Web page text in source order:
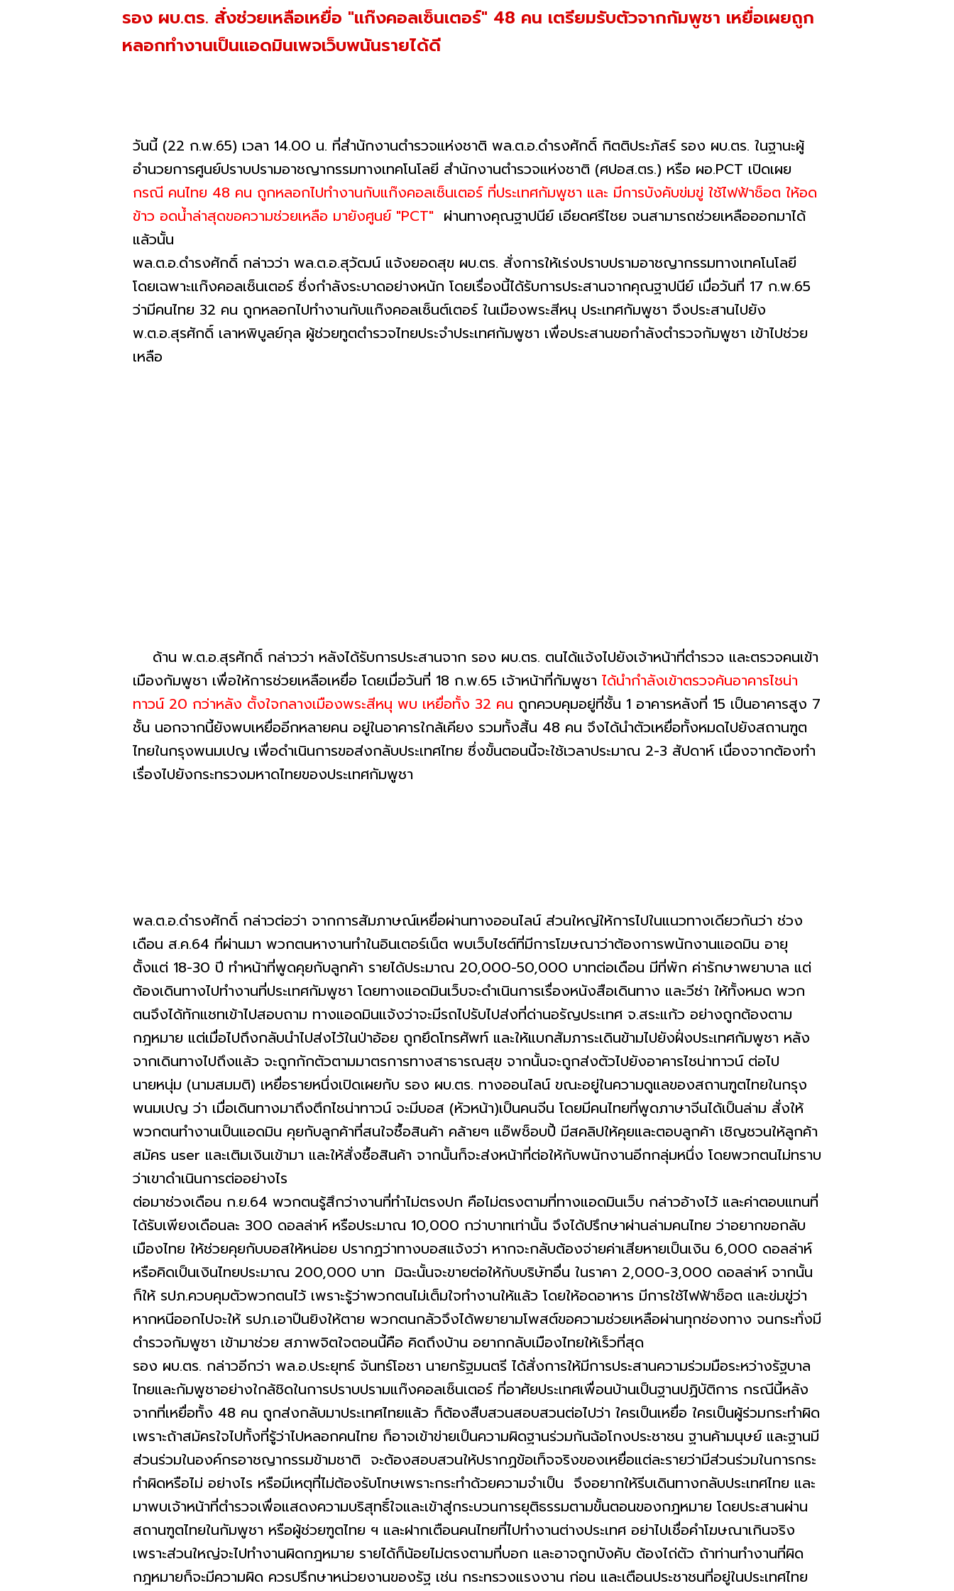
รอง ผบ.ตร. สั่งช่วยเหลือเหยื่อ "แก๊งคอลเซ็นเตอร์" 48 คน เตรียมรับตัวจากกัมพูชา เหยื่อเผยถูก
หลอกทำงานเป็นแอดมินเพจเว็บพนันรายได้ดี
วันนี้ (22 ก.พ.65)​ เวลา 14.00 น. ที่สำนักงานตำรวจแห่งชาติ พล.ต.อ.ดำรงศักดิ์ กิตติประภัสร์ รอง ผบ.ตร. ในฐานะผู้
อำนวยการศูนย์ปราบปรามอาชญากรรมทางเทคโนโลยี สำนักงานตำรวจแห่งชาติ (ศปอส.ตร.) หรือ ผอ.PCT เปิดเผย
กรณี คนไทย 48 คน ถูกหลอกไปทำงานกับแก๊งคอลเซ็นเตอร์ ที่ประเทศกัมพูชา และ มีการบังคับข่มขู่ ใช้ไฟฟ้าช็อต ให้อด
ข้าว อดน้ำล่าสุดขอความช่วยเหลือ มายังศูนย์ "PCT" ผ่านทางคุณฐาปนีย์ เอียดศรีไชย จนสามารถช่วยเหลือออกมาได้
แล้วนั้น
พล.ต.อ.ดำรงศักดิ์ กล่าวว่า พล.ต.อ.สุวัฒน์ แจ้งยอดสุข ผบ.ตร. สั่งการให้เร่งปราบปรามอาชญากรรมทางเทคโนโลยี
โดยเฉพาะแก๊งคอลเซ็นเตอร์ ซึ่งกำลังระบาดอย่างหนัก โดยเรื่องนี้ได้รับการประสานจากคุณฐาปนีย์ เมื่อวันที่ 17 ก.พ.65
ว่ามีคนไทย 32 คน ถูกหลอกไปทำงานกับแก๊งคอลเซ็นต์เตอร์ ในเมืองพระสีหนุ ประเทศกัมพูชา จึงประสานไปยัง
พ.ต.อ.สุรศักดิ์ เลาหพิบูลย์กุล ผู้ช่วยทูตตำรวจไทยประจำประเทศกัมพูชา เพื่อประสานขอกำลังตำรวจกัมพูชา เข้าไปช่วย
เหลือ
ด้าน พ.ต.อ.สุรศักดิ์ กล่าวว่า หลังได้รับการประสานจาก รอง ผบ.ตร. ตนได้แจ้งไปยังเจ้าหน้าที่ตำรวจ และตรวจคนเข้า
เมืองกัมพูชา เพื่อให้การช่วยเหลือเหยื่อ โดยเมื่อวันที่ 18 ก.พ.65 เจ้าหน้าที่กัมพูชา ได้นำกำลังเข้าตรวจค้นอาคารไชน่า
ทาวน์ 20 กว่าหลัง ตั้งใจกลางเมืองพระสีหนุ พบ เหยื่อทั้ง 32 คน ถูกควบคุมอยู่ที่ชั้น 1 อาคารหลังที่ 15 เป็นอาคารสูง 7
ชั้น นอกจากนี้ยังพบเหยื่ออีกหลายคน อยู่ในอาคารใกล้เคียง รวมทั้งสิ้น 48 คน จึงได้นำตัวเหยื่อทั้งหมดไปยังสถานฑูต
ไทยในกรุงพนมเปญ เพื่อดำเนินการขอส่งกลับประเทศไทย ซึ่งขั้นตอนนี้จะใช้เวลาประมาณ 2-3 สัปดาห์ เนื่องจากต้องทำ
เรื่องไปยังกระทรวงมหาดไทยของประเทศกัมพูชา
พล.ต.อ.ดำรงศักดิ์ กล่าวต่อว่า จากการสัมภาษณ์เหยื่อผ่านทางออนไลน์ ส่วนใหญ่ให้การไปในแนวทางเดียวกันว่า ช่วง
เดือน ส.ค.64 ที่ผ่านมา พวกตนหางานทำในอินเตอร์เน็ต พบเว็บไซต์ที่มีการโฆษณาว่าต้องการพนักงานแอดมิน อายุ
ตั้งแต่ 18-30 ปี ทำหน้าที่พูดคุยกับลูกค้า รายได้ประมาณ 20,000-50,000 บาทต่อเดือน มีที่พัก ค่ารักษาพยาบาล แต่
ต้องเดินทางไปทำงานที่ประเทศกัมพูชา โดยทางแอดมินเว็บจะดำเนินการเรื่องหนังสือเดินทาง และวีซ่า ให้ทั้งหมด พวก
ตนจึงได้ทักแชทเข้าไปสอบถาม ทางแอดมินแจ้งว่าจะมีรถไปรับไปส่งที่ด่านอรัญประเทศ จ.สระแก้ว อย่างถูกต้องตาม
กฎหมาย แต่เมื่อไปถึงกลับนำไปส่งไว้ในป่าอ้อย ถูกยึดโทรศัพท์ และให้แบกสัมภาระเดินข้ามไปยังฝั่งประเทศกัมพูชา หลัง
จากเดินทางไปถึงแล้ว จะถูกกักตัวตามมาตรการทางสาธารณสุข จากนั้นจะถูกส่งตัวไปยังอาคารไชน่าทาวน์ ต่อไป
นายหนุ่ม (นามสมมติ) เหยื่อรายหนึ่งเปิดเผยกับ รอง ผบ.ตร. ทางออนไลน์ ขณะอยู่ในความดูแลของสถานฑูตไทยในกรุง
พนมเปญ ว่า เมื่อเดินทางมาถึงตึกไชน่าทาวน์ จะมีบอส (หัวหน้า)​เป็นคนจีน โดยมีคนไทยที่พูดภาษาจีนได้เป็นล่าม สั่งให้
พวกตนทำงานเป็นแอดมิน คุยกับลูกค้าที่สนใจซื้อสินค้า คล้ายๆ แอ๊พช็อบปี้ มีสคลิปให้คุยและตอบลูกค้า เชิญชวนให้ลูกค้า
สมัคร user และเติมเงินเข้ามา และให้สั่งซื้อสินค้า จากนั้นก็จะส่งหน้าที่ต่อให้กับพนักงานอีกกลุ่มหนึ่ง โดยพวกตนไม่ทราบ
ว่าเขาดำเนินการต่ออย่างไร
ต่อมาช่วงเดือน ก.ย.64 พวกตนรู้สึกว่างานที่ทำไม่ตรงปก คือไม่ตรงตามที่ทางแอดมินเว็บ กล่าวอ้างไว้ และค่าตอบแทนที่
ได้รับเพียงเดือนละ 300 ดอลล่าห์ หรือประมาณ 10,000 กว่าบาทเท่านั้น จึงได้ปรึกษาผ่านล่ามคนไทย ว่าอยากขอกลับ
เมืองไทย ให้ช่วยคุยกับบอสให้หน่อย ปรากฏว่าทางบอสแจ้งว่า หากจะกลับต้องจ่ายค่าเสียหายเป็นเงิน 6,000 ดอลล่าห์
หรือคิดเป็นเงินไทยประมาณ 200,000 บาท มิฉะนั้นจะขายต่อให้กับบริษัทอื่น ในราคา 2,000-3,000 ดอลล่าห์ จากนั้น
ก็ให้ รปภ.ควบคุมตัวพวกตนไว้ เพราะรู้ว่าพวกตนไม่เต็มใจทำงานให้แล้ว โดยให้อดอาหาร มีการใช้ไฟฟ้าช็อต และข่มขู่ว่า
หากหนีออกไปจะให้ รปภ.เอาปืนยิงให้ตาย พวกตนกลัวจึงได้พยายามโพสต์ขอความช่วยเหลือผ่านทุกช่องทาง จนกระทั่งมี
ตำรวจกัมพูชา เข้ามาช่วย สภาพจิตใจตอนนี้คือ คิดถึงบ้าน อยากกลับเมืองไทยให้เร็วที่สุด
รอง ผบ.ตร. กล่าวอีกว่า พล.อ.ประยุทธ์ จันทร์โอชา นายกรัฐมนตรี ได้สั่งการให้มีการประสานความร่วมมือระหว่างรัฐบาล
ไทยและกัมพูชาอย่างใกล้ชิดในการปราบปรามแก๊งคอลเซ็นเตอร์ ที่อาศัยประเทศเพื่อนบ้านเป็นฐานปฏิบัติการ กรณีนี้หลัง
จากที่เหยื่อทั้ง 48 คน ถูกส่งกลับมาประเทศไทยแล้ว ก็ต้องสืบสวนสอบสวนต่อไปว่า ใครเป็นเหยื่อ ใครเป็นผู้ร่วมกระทำผิด
เพราะถ้าสมัครใจไปทั้งที่รู้ว่าไปหลอกคนไทย ก็อาจเข้าข่ายเป็นความผิดฐานร่วมกันฉ้อโกงประชาชน ฐานค้ามนุษย์ และฐานมี
ส่วนร่วมในองค์กรอาชญากรรมข้ามชาติ จะต้องสอบสวนให้ปรากฏข้อเท็จจริงของเหยื่อแต่ละรายว่ามีส่วนร่วมในการกระ
ทำผิดหรือไม่ อย่างไร หรือมีเหตุที่ไม่ต้องรับโทษเพราะกระทำด้วยความจำเป็น จึงอยากให้รีบเดินทางกลับประเทศไทย และ
มาพบเจ้าหน้าที่ตำรวจเพื่อแสดงความบริสุทธิ์ใจและเข้าสู่กระบวนการยุติธรรมตามขั้นตอนของกฎหมาย โดยประสานผ่าน
สถานฑูตไทยในกัมพูชา หรือผู้ช่วยฑูตไทย ฯ และฝากเตือนคนไทยที่ไปทำงานต่างประเทศ อย่าไปเชื่อคำโฆษณาเกินจริง
เพราะส่วนใหญ่จะไปทำงานผิดกฎหมาย รายได้ก็น้อยไม่ตรงตามที่บอก และอาจถูกบังคับ ต้องไถ่ตัว ถ้าท่านทำงานที่ผิด
กฎหมายก็จะมีความผิด ควรปรึกษาหน่วยงานของรัฐ เช่น กระทรวงแรงงาน ก่อน และเตือนประชาชนที่อยู่ในประเทศไทย